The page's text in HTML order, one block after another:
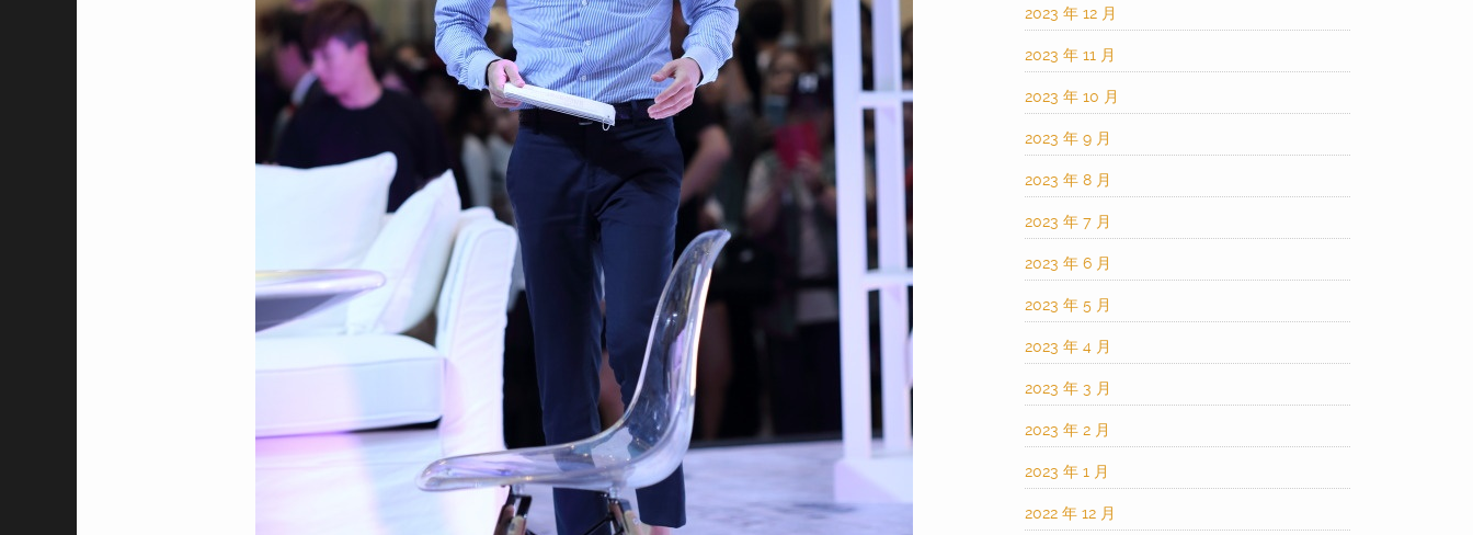
2023 年 12 月
2023 年 11 月
2023 年 10 月
2023 年 9 月
2023 年 8 月
2023 年 7 月
2023 年 6 月
2023 年 5 月
2023 年 4 月
2023 年 3 月
2023 年 2 月
2023 年 1 月
2022 年 12 月